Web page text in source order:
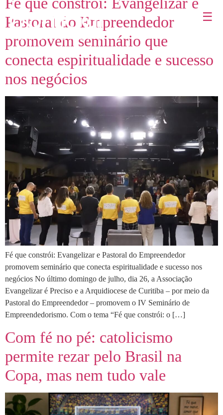
☰
Pastoral do Empreendedor
promovem seminário que
conecta espiritualidade e sucesso
nos negócios
Fé que constrói: Evangelizar e Pastoral do Empreendedor
promovem seminário que conecta espiritualidade e sucesso nos
negócios No último domingo de julho, dia 26, a Associação
Evangelizar é Preciso e a Arquidiocese de Curitiba – por meio da
Pastoral do Empreendedor – promovem o IV Seminário de
Empreendedorismo. Com o tema “Fé que constrói: o […]
Com fé no pé: catolicismo
permite rezar pelo Brasil na
Copa, mas nem tudo vale